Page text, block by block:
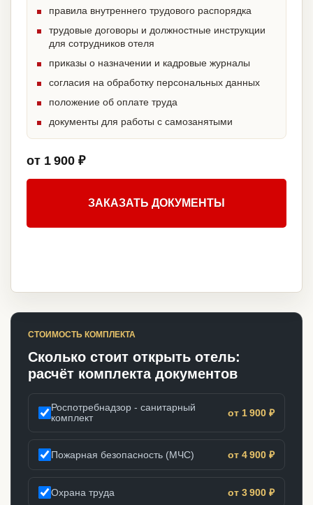
правила внутреннего трудового распорядка
трудовые договоры и должностные инструкции
для сотрудников отеля
приказы о назначении и кадровые журналы
согласия на обработку персональных данных
положение об оплате труда
документы для работы с самозанятыми
от 1 900 ₽
ЗАКАЗАТЬ ДОКУМЕНТЫ
СТОИМОСТЬ КОМПЛЕКТА
Сколько стоит открыть отель:
расчёт комплекта документов
Роспотребнадзор - санитарный
комплект
от 1 900 ₽
Пожарная безопасность (МЧС) от 4 900 ₽
Охрана труда от 3 900 ₽